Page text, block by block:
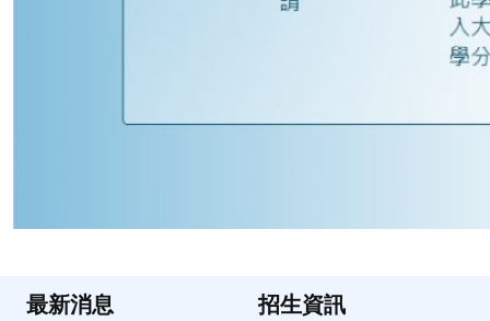
最新消息 招生資訊